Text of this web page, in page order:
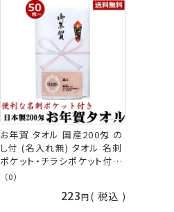
お年賀 タオル 国産200匁 の
し付 (名入れ無) タオル 名刺
ポケット・チラシポケット付
50枚以上(端数注文OK) お年
タオル 挨拶 挨拶回り タオル
（0）
223 税込